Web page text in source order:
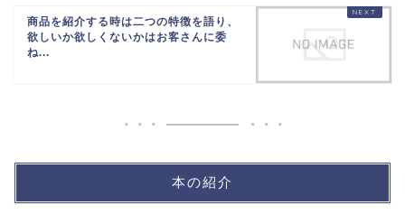
商品を紹介する時は二つの特徴を語り、
欲しいか欲しくないかはお客さんに委
ね...
本の紹介